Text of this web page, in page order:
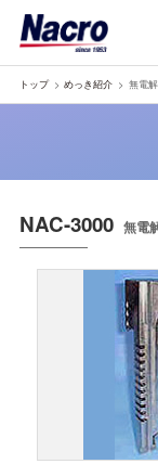
トップ めっき紹介 無電
NAC-3000 無電